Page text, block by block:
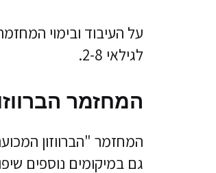
על העיבוד ובימוי
לגילאי 2-8.
המחזמר